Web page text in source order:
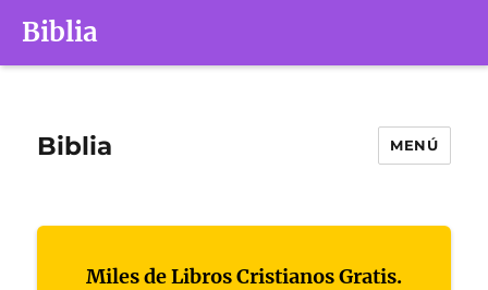
Biblia
Biblia MENÚ
Miles de Libros Cristianos Gratis.